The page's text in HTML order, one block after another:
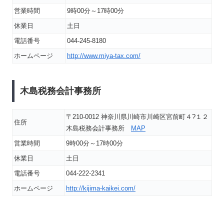
営業時間
9時00分～17時00分
休業日
土日
電話番号
044-245-8180
ホームページ
http://www.miya-tax.com/
木島税務会計事務所
住所
〒210-0012 神奈川県川崎市川崎区宮前町４?１２
木島税務会計事務所
MAP
営業時間
9時00分～17時00分
休業日
土日
電話番号
044-222-2341
ホームページ
http://kijima-kaikei.com/